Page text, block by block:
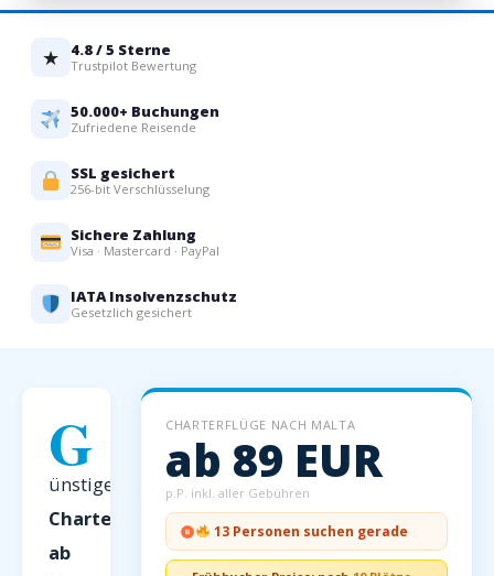
★ 4.8 / 5 Sterne
Trustpilot Bewertung
50.000+ Buchungen
Zufriedene Reisende
SSL gesichert
256-bit Verschlüsselung
Sichere Zahlung
Visa · Mastercard · PayPal
IATA Insolvenzschutz
Gesetzlich gesichert
G
ünstige
Charterflüge
ab
CHARTERFLÜGE NACH MALTA
ab 89 EUR
p.P. inkl. aller Gebühren
13 Personen suchen gerade